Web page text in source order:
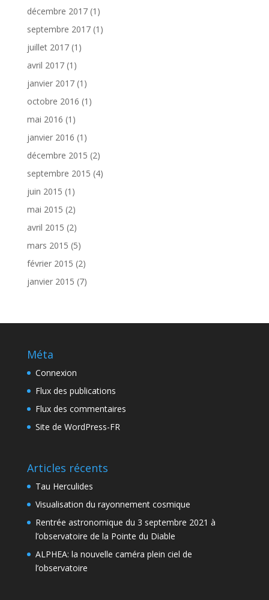
décembre 2017(1)
septembre 2017(1)
juillet 2017(1)
avril 2017(1)
janvier 2017(1)
octobre 2016 (1)
mai 2016 (1)
janvier 2016 (1)
décembre 2015 (2)
septembre 2015 (4)
juin 2015 (1)
mai 2015 (2)
avril 2015 (2)
mars 2015 (5)
février 2015 (2)
janvier 2015 (7)
Méta
Connexion
Flux des publications
Flux des commentaires
Site de WordPress-FR
Articles récents
Tau Herculides
Visualisation du rayonnement cosmique
Rentrée astronomique du 3 septembre 2021 à
l’observatoire de la Pointe du Diable
ALPHEA: la nouvelle caméra plein ciel de
l’observatoire